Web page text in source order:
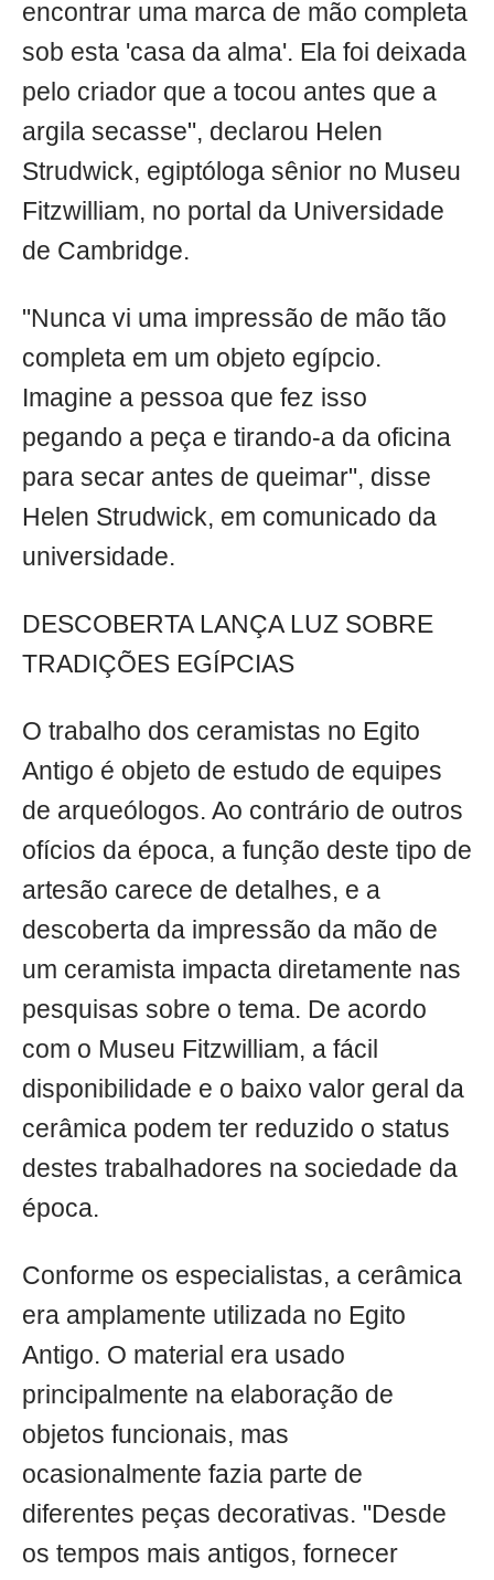
encontrar uma marca de mão completa
sob esta 'casa da alma'. Ela foi deixada
pelo criador que a tocou antes que a
argila secasse", declarou Helen
Strudwick, egiptóloga sênior no Museu
Fitzwilliam, no portal da Universidade
de Cambridge.
"Nunca vi uma impressão de mão tão
completa em um objeto egípcio.
Imagine a pessoa que fez isso
pegando a peça e tirando-a da oficina
para secar antes de queimar", disse
Helen Strudwick, em comunicado da
universidade.
DESCOBERTA LANÇA LUZ SOBRE
TRADIÇÕES EGÍPCIAS
O trabalho dos ceramistas no Egito
Antigo é objeto de estudo de equipes
de arqueólogos. Ao contrário de outros
ofícios da época, a função deste tipo de
artesão carece de detalhes, e a
descoberta da impressão da mão de
um ceramista impacta diretamente nas
pesquisas sobre o tema. De acordo
com o Museu Fitzwilliam, a fácil
disponibilidade e o baixo valor geral da
cerâmica podem ter reduzido o status
destes trabalhadores na sociedade da
época.
Conforme os especialistas, a cerâmica
era amplamente utilizada no Egito
Antigo. O material era usado
principalmente na elaboração de
objetos funcionais, mas
ocasionalmente fazia parte de
diferentes peças decorativas. "Desde
os tempos mais antigos, fornecer